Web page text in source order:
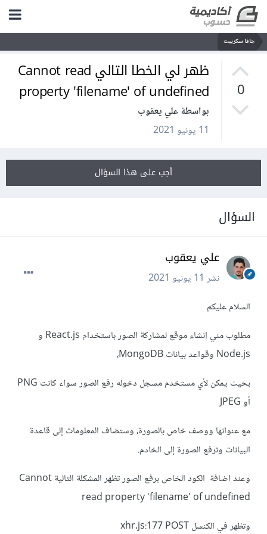
جافا سكريبت
0
ظهر لي الخطا التالي Cannot read
property 'filename' of undefined
بواسطة علي يعقوب
11 يونيو 2021
أجب على هذا السؤال
السؤال
علي يعقوب
نشر11 يونيو 2021
السلام عليكم
مطلوب مني إنشاء موقع لمشاركة الصور باستخدام React.js و
Node.js وقواعد بيانات MongoDB،
بحيث يمكن لأي مستخدم مسجل دخوله رفع الصور سواء كانت PNG
أو JPEG
مع عنوانها ووصف خاص بالصورة، وستضاف المعلومات إلى قاعدة
البيانات وترفع الصورة إلى الخادم.
وعند اضافة الكود الخاص برفع الصور تظهر المشكلة التالية Cannot
read property 'filename' of undefined
وتظهر في الكنسل xhr.js:177 POST